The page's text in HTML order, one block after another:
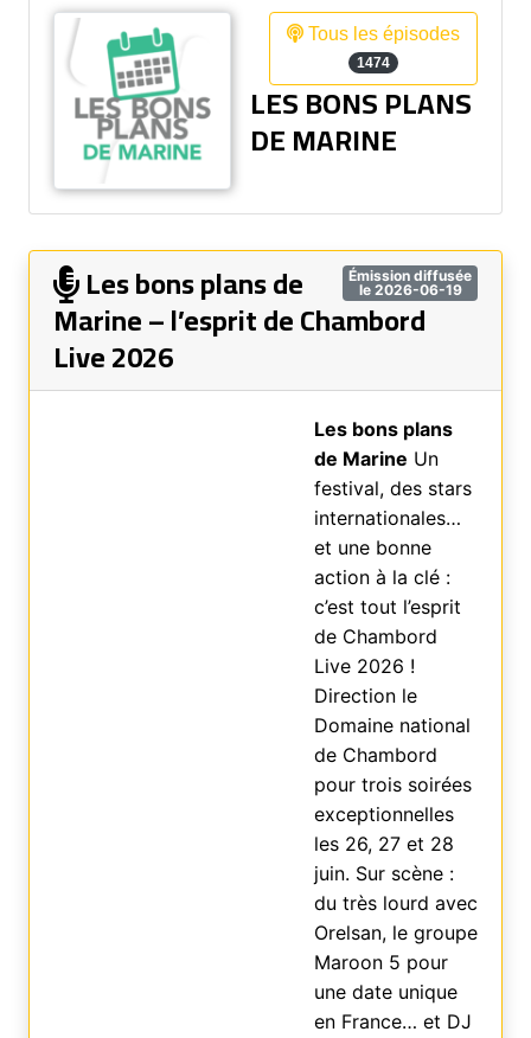
Tous les épisodes
1474
LES BONS PLANS
DE MARINE
Émission diffusée
le 2026-06-19
Les bons plans de
Marine – l’esprit de Chambord
Live 2026
Les bons plans
de Marine Un
festival, des stars
internationales…
et une bonne
action à la clé :
c’est tout l’esprit
de Chambord
Live 2026 !
Direction le
Domaine national
de Chambord
pour trois soirées
exceptionnelles
les 26, 27 et 28
juin. Sur scène :
du très lourd avec
Orelsan, le groupe
Maroon 5 pour
une date unique
en France… et DJ